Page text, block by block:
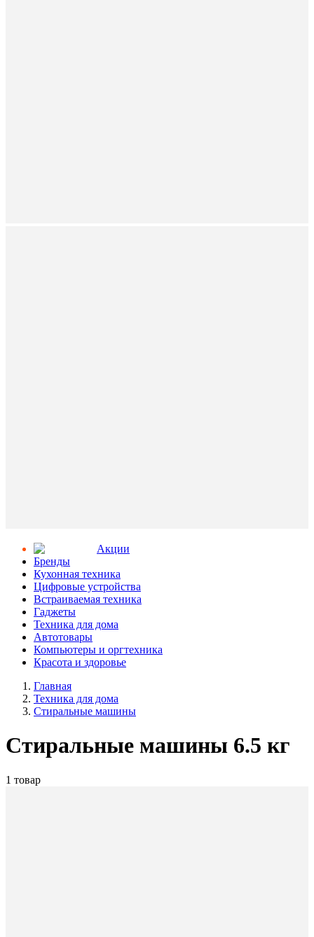
Aкции
Бренды
Кухонная техника
Цифровые устройства
Встраиваемая техника
Гаджеты
Техника для дома
Автотовары
Компьютеры и оргтехника
Красота и здоровье
Главная
Техника для дома
Стиральные машины
Стиральные машины 6.5 кг
1 товар